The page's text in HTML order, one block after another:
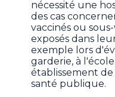
nécessité une
des cas
vaccinés ou
exposés dans
exemple lors
garderie, à
établissement de
santé publique.